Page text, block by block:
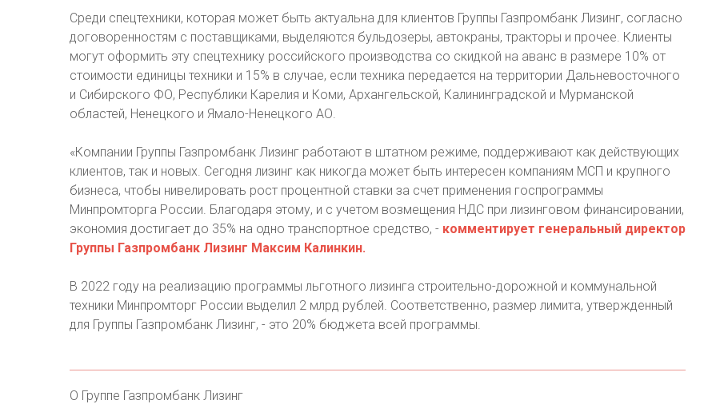
Среди спецтехники, которая может быть актуальна для клиентов Группы Газпромбанк Лизинг, согласно
договоренностям с поставщиками, выделяются бульдозеры, автокраны, тракторы и прочее. Клиенты
могут оформить эту спецтехнику российского производства со скидкой на аванс в размере 10% от
стоимости единицы техники и 15% в случае, если техника передается на территории Дальневосточного
и Сибирского ФО, Республики Карелия и Коми, Архангельской, Калининградской и Мурманской
областей, Ненецкого и Ямало-Ненецкого АО.
«Компании Группы Газпромбанк Лизинг работают в штатном режиме, поддерживают как действующих
клиентов, так и новых. Сегодня лизинг как никогда может быть интересен компаниям МСП и крупного
бизнеса, чтобы нивелировать рост процентной ставки за счет применения госпрограммы
Минпромторга России. Благодаря этому, и с учетом возмещения НДС при лизинговом финансировании,
экономия достигает до 35% на одно транспортное средство, - комментирует генеральный директор
Группы Газпромбанк Лизинг Максим Калинкин.
В 2022 году на реализацию программы льготного лизинга строительно-дорожной и коммунальной
техники Минпромторг России выделил 2 млрд рублей. Соответственно, размер лимита, утвержденный
для Группы Газпромбанк Лизинг, - это 20% бюджета всей программы.
О Группе Газпромбанк Лизинг